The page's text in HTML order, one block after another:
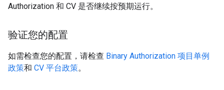
Authorization 和 CV 是否继续按预期运行。
验证您的配置
如需检查您的配置，请检查 Binary Authorization 项目单例
政策和 CV 平台政策。